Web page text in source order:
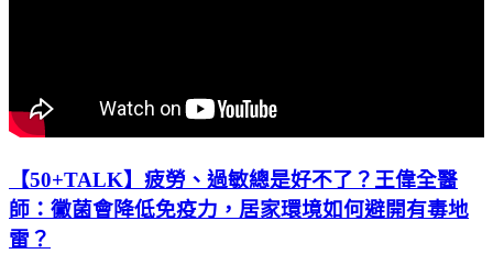
【50+TALK】疲勞、過敏總是好不了？王偉全醫
師：黴菌會降低免疫力，居家環境如何避開有毒地
雷？